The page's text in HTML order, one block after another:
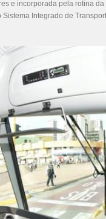
e incorporada pela rotina
Integrado de